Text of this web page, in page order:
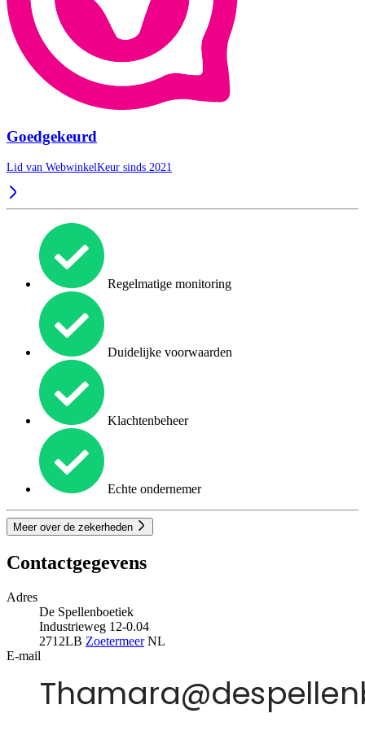
Goedgekeurd
Lid van WebwinkelKeur sinds 2021
Regelmatige monitoring
Duidelijke voorwaarden
Klachtenbeheer
Echte ondernemer
Meer over de zekerheden
Contactgegevens
Adres
De Spellenboetiek
Industrieweg 12-0.04
2712LB ZoetermeerNL
E-mail